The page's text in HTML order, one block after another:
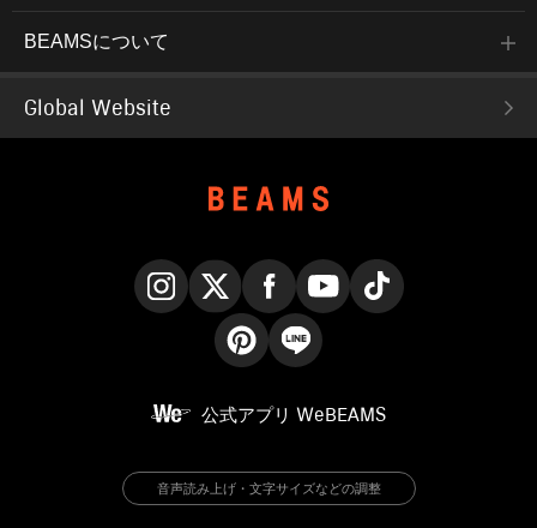
BEAMSについて
Global Website
公式アプリ WeBEAMS
音声読み上げ・文字サイズなどの調整